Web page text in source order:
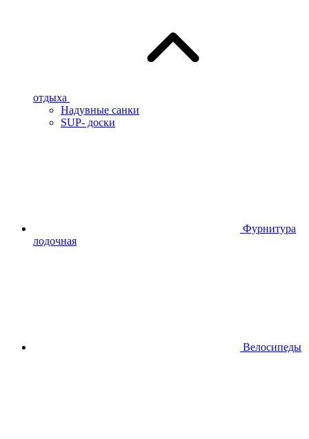
отдыха
Надувные санки
SUP- доски
Фурнитура
лодочная
Велосипеды